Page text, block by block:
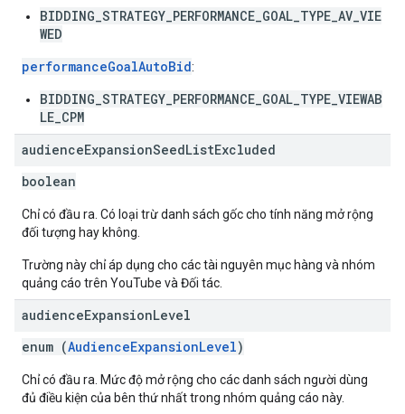
BIDDING_STRATEGY_PERFORMANCE_GOAL_TYPE_AV_VIE
WED
performanceGoalAutoBid:
BIDDING_STRATEGY_PERFORMANCE_GOAL_TYPE_VIEWAB
LE_CPM
audienceExpansionSeedListExcluded
boolean
Chỉ có đầu ra. Có loại trừ danh sách gốc cho tính năng mở rộng
đối tượng hay không.
Trường này chỉ áp dụng cho các tài nguyên mục hàng và nhóm
quảng cáo trên YouTube và Đối tác.
audienceExpansionLevel
enum (AudienceExpansionLevel)
Chỉ có đầu ra. Mức độ mở rộng cho các danh sách người dùng
đủ điều kiện của bên thứ nhất trong nhóm quảng cáo này.